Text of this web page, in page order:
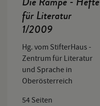
für Literatur
1/2009
Hg. vom StifterHaus -
Zentrum für Literatur
und Sprache in
Oberösterreich
54 Seiten